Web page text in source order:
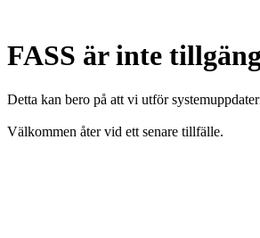
FASS är inte
Detta kan bero på att vi utför
Välkommen åter vid ett senare tillfälle.